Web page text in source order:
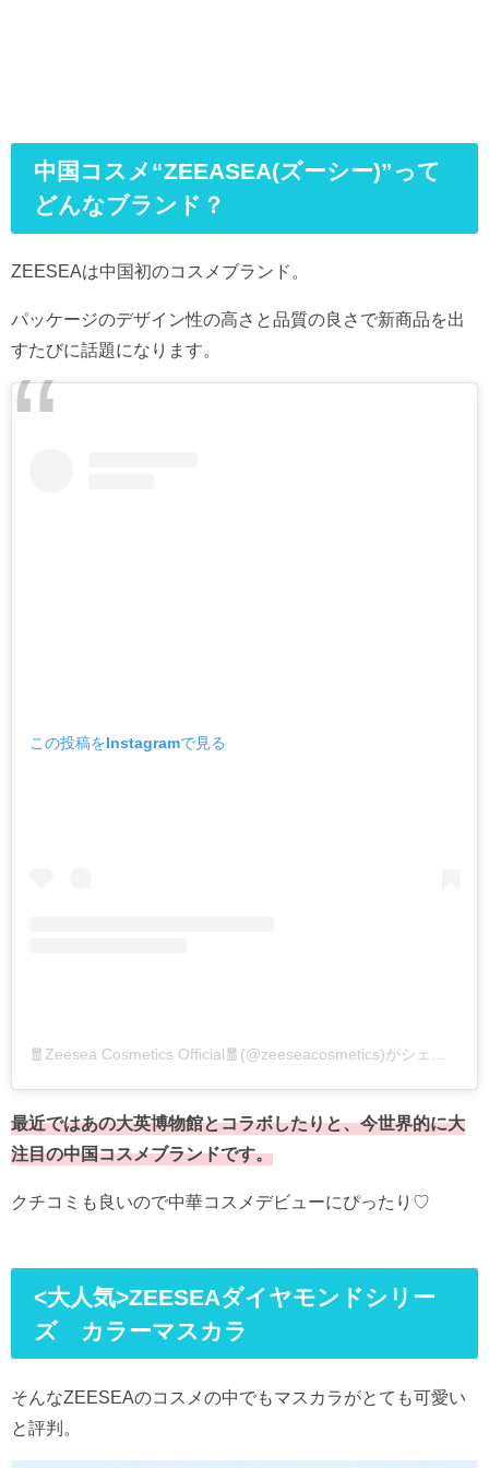
中国コスメ“ZEEASEA(ズーシー)”って
どんなブランド？
ZEESEAは中国初のコスメブランド。
パッケージのデザイン性の高さと品質の良さで新商品を出
すたびに話題になります。
この投稿をInstagramで見る
最近ではあの大英博物館とコラボしたりと、今世界的に大
注目の中国コスメブランドです。
クチコミも良いので中華コスメデビューにぴったり♡
<大人気>ZEESEAダイヤモンドシリー
ズ カラーマスカラ
そんなZEESEAのコスメの中でもマスカラがとても可愛い
と評判。